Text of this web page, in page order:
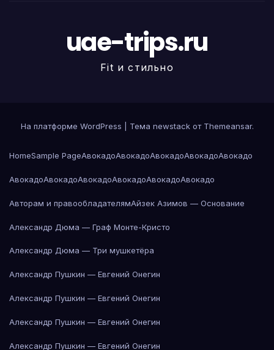
uae-trips.ru
Fit и стильно
На платформе WordPress Тема newstack от Themeansar.
HomeSample PageАвокадоАвокадоАвокадоАвокадоАвокадо
АвокадоАвокадоАвокадоАвокадоАвокадоАвокадо
Авторам и правообладателямАйзек Азимов — Основание
Александр Дюма — Граф Монте-Кристо
Александр Дюма — Три мушкетёра
Александр Пушкин — Евгений Онегин
Александр Пушкин — Евгений Онегин
Александр Пушкин — Евгений Онегин
Александр Пушкин — Евгений Онегин